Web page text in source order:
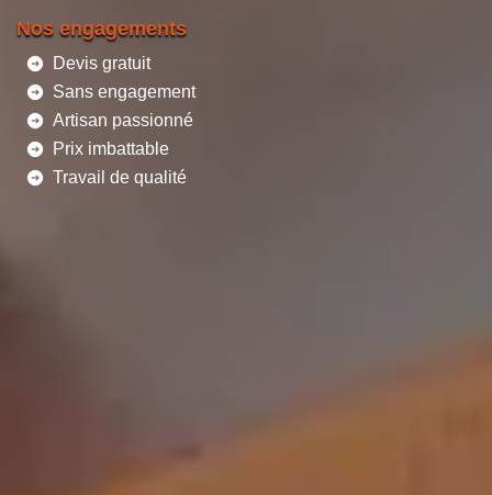
Nos engagements
Devis gratuit
Sans engagement
Artisan passionné
Prix imbattable
Travail de qualité